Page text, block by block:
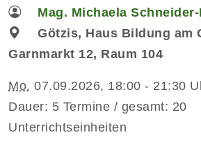
Mag. Michaela
Götzis, Haus Bildung am
Garnmarkt 12, Raum 104
Mo. 07.09.2026, 18:00 - 21:30
Dauer: 5 Termine / gesamt: 20
Unterrichtseinheiten